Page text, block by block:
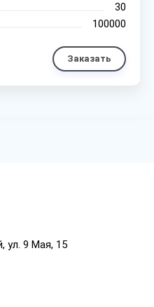
30
100000
Заказать
ул. 9 Мая, 15